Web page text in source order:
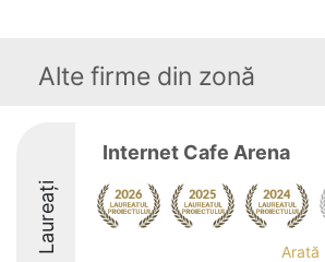
Alte firme din zonă
Laureați
Internet Cafe Arena
Arată